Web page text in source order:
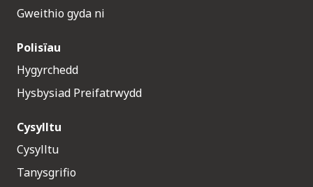
Gweithio gyda ni
Polisïau
Hygyrchedd
Hysbysiad Preifatrwydd
Cysylltu
Cysylltu
Tanysgrifio